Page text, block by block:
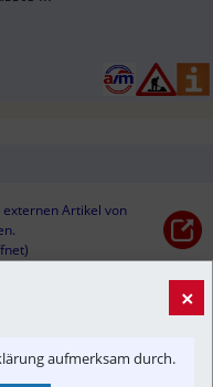
externen Artikel von
Fachbeitrag
×
aufmerksam durch.